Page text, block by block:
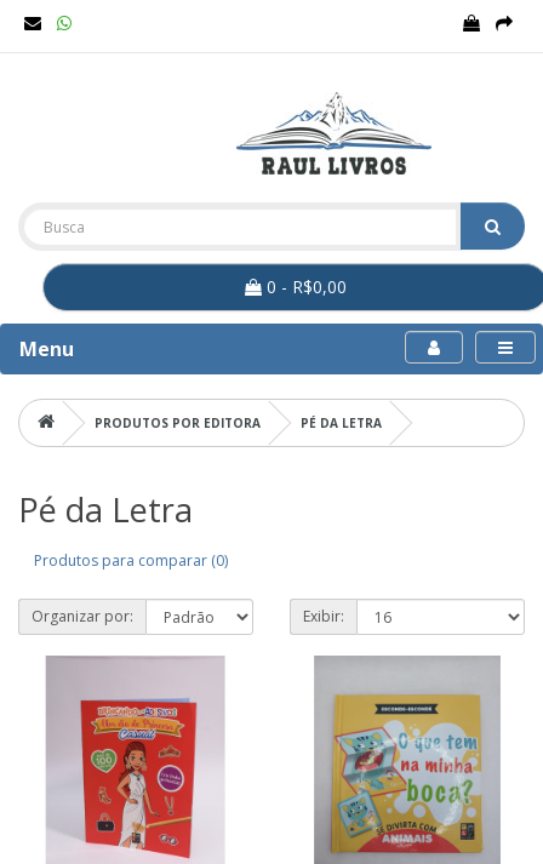
0 - R$0,00
Menu
PRODUTOS POR EDITORA PÉ DA LETRA
Pé da Letra
Produtos para comparar (0)
Organizar por: Exibir: